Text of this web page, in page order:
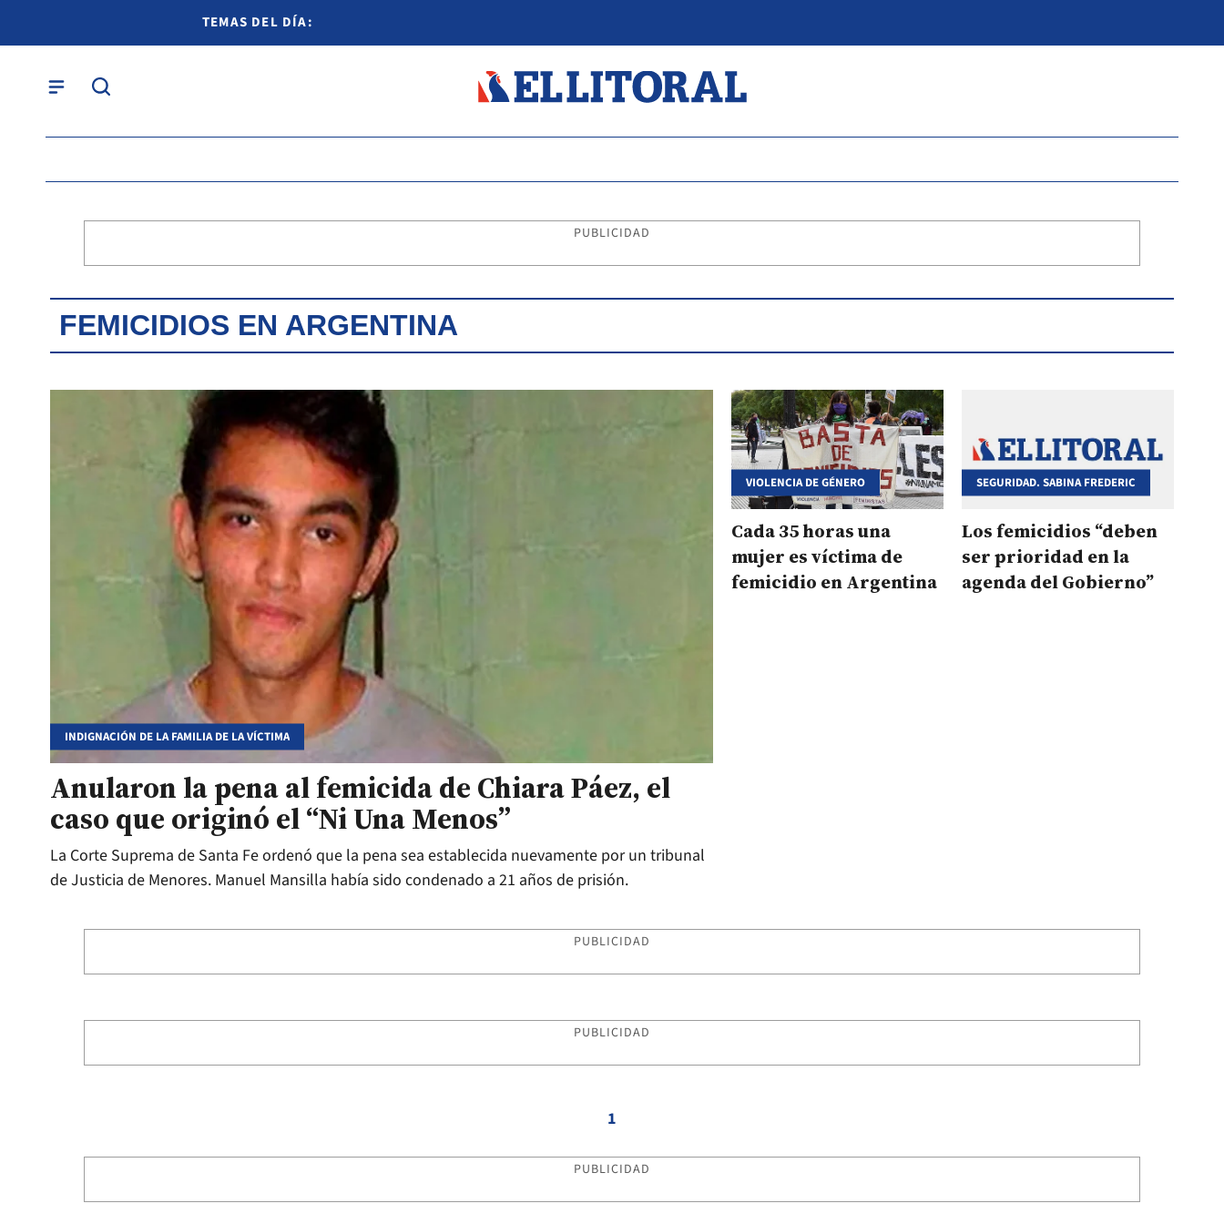
TEMAS DEL DÍA:
PUBLICIDAD
FEMICIDIOS EN ARGENTINA
INDIGNACIÓN DE LA FAMILIA DE LA VÍCTIMA
Anularon la pena al femicida de Chiara Páez, el
caso que originó el “Ni Una Menos”
La Corte Suprema de Santa Fe ordenó que la pena sea establecida nuevamente por un tribunal
de Justicia de Menores. Manuel Mansilla había sido condenado a 21 años de prisión.
VIOLENCIA DE GÉNERO
Cada 35 horas una
mujer es víctima de
femicidio en Argentina
SEGURIDAD. SABINA FREDERIC
Los femicidios “deben
ser prioridad en la
agenda del Gobierno”
PUBLICIDAD
PUBLICIDAD
1
PUBLICIDAD